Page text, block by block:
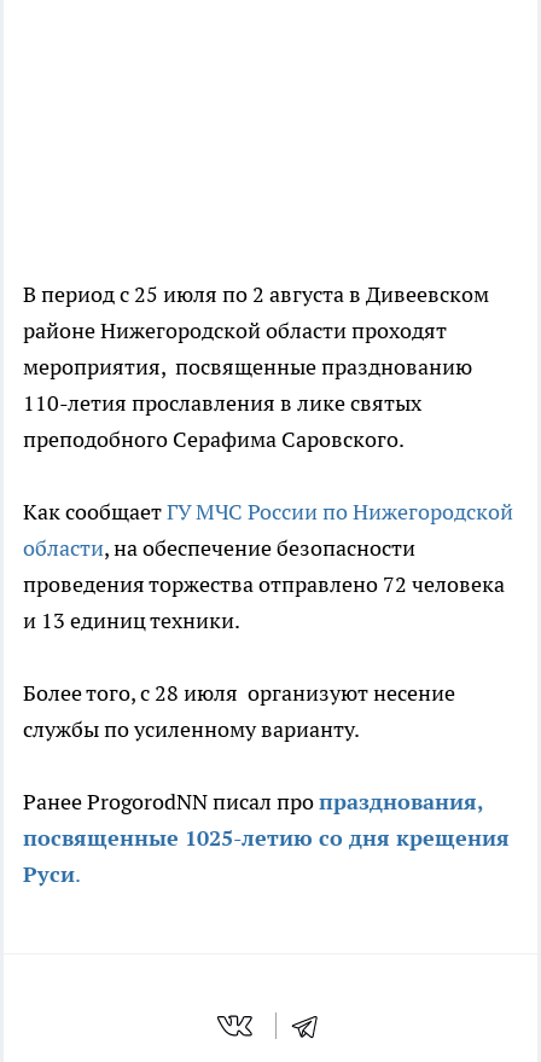
В период с 25 июля по 2 августа в Дивеевском
районе Нижегородской области проходят
мероприятия, посвященные празднованию
110-летия прославления в лике святых
преподобного Серафима Саровского.
Как сообщаетГУ МЧС России по Нижегородской
области, на обеспечение безопасности
проведения торжества отправлено 72 человека
и 13 единиц техники.
Более того, с 28 июля организуют несение
службы по усиленному варианту.
Ранее ProgorodNN писал пропразднования,
посвященные 1025-летию со дня крещения
Руси.